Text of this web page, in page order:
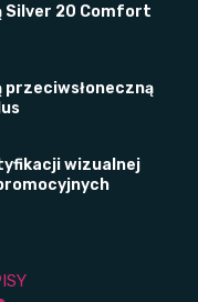
Silver 20 Comfort
wizualnej